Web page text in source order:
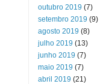
outubro 2019 (7)
setembro 2019 (9)
agosto 2019 (8)
julho 2019 (13)
junho 2019 (7)
maio 2019 (7)
abril 2019 (21)